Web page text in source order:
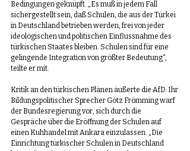
Bedingungen geknüpft. „Es muß in jedem Fall
sichergestellt sein, daß Schulen, die aus der Türkei
in Deutschland betrieben werden, frei von jeder
ideologischen und politischen Einflussnahme des
türkischen Staates bleiben. Schulen sind für eine
gelingende Integration von größter Bedeutung“,
teilte er mit.
Kritik an den türkischen Plänen äußerte die AfD. Ihr
Bildungspolitischer Sprecher Götz Frömming warf
der Bundesregierung vor, sich durch die
Gespräche über die Eröffnung der Schulen auf
einen Kuhhandel mit Ankara einzulassen. „Die
Einrichtung türkischer Schulen in Deutschland